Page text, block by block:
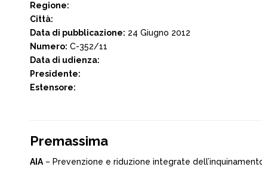
Regione:
Città:
Data di pubblicazione: 24 Giugno 2012
Numero: C-352/11
Data di udienza:
Presidente:
Estensore:
Premassima
AIA – Prevenzione e riduzione integrate